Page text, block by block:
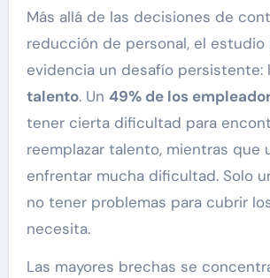
Más allá de las decisiones de
reducción de personal, el estudio
evidencia un desafío persistente:
talento. Un 49% de los
tener cierta dificultad para
reemplazar talento, mientras que
enfrentar mucha dificultad. Solo
no tener problemas para cubrir
necesita.
Las mayores brechas se